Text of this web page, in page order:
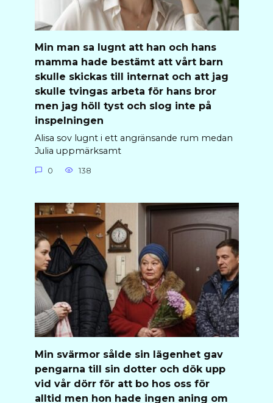
Min man sa lugnt att han och hans
mamma hade bestämt att vårt barn
skulle skickas till internat och att jag
skulle tvingas arbeta för hans bror
men jag höll tyst och slog inte på
inspelningen
Alisa sov lugnt i ett angränsande rum medan
Julia uppmärksamt
0 138
Min svärmor sålde sin lägenhet gav
pengarna till sin dotter och dök upp
vid vår dörr för att bo hos oss för
alltid men hon hade ingen aning om